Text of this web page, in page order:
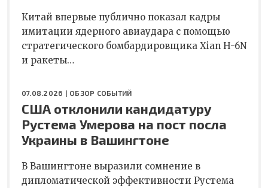
Китай впервые публично показал кадры
имитации ядерного авиаудара с помощью
стратегического бомбардировщика Xian H-6N
и ракеты…
07.08.2026 | ОБЗОР СОБЫТИЙ
США отклонили кандидатуру
Рустема Умерова на пост посла
Украины в Вашингтоне
В Вашингтоне выразили сомнение в
дипломатической эффективности Рустема